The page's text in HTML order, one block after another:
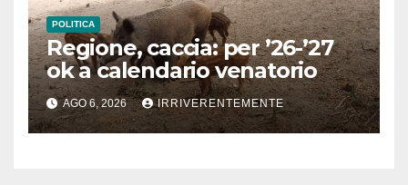
POLITICA
Regione, caccia: per ’26-’27
ok a calendario venatorio
AGO 6, 2026 IRRIVERENTEMENTE